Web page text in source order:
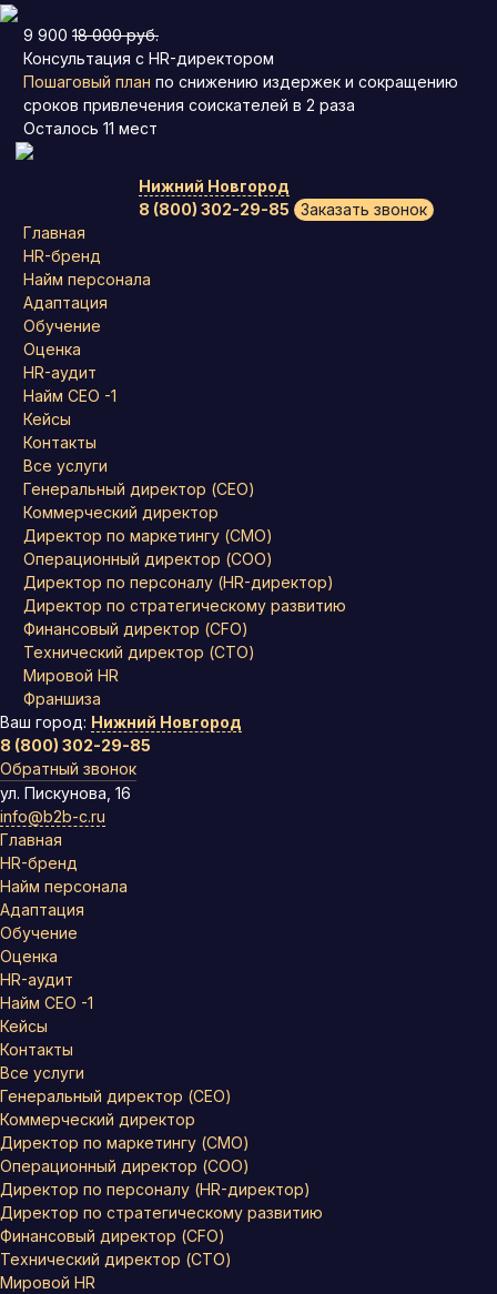
9 900 18 000 руб.
Консультация с HR-директором
Пошаговый план по снижению издержек и сокращению
сроков привлечения соискателей в 2 раза
Осталось 11 мест
Нижний Новгород
8 (800) 302-29-85
Заказать звонок
Главная
HR-бренд
Найм персонала
Адаптация
Обучение
Оценка
HR-аудит
Найм СЕО -1
Кейсы
Контакты
Все услуги
Генеральный директор (CEO)
Коммерческий директор
Директор по маркетингу (CMO)
Операционный директор (COO)
Директор по персоналу (HR-директор)
Директор по стратегическому развитию
Финансовый директор (CFO)
Технический директор (CTO)
Мировой HR
Франшиза
Ваш город: Нижний Новгород
8 (800) 302-29-85
Обратный звонок
ул. Пискунова, 16
info@b2b-c.ru
Главная
HR-бренд
Найм персонала
Адаптация
Обучение
Оценка
HR-аудит
Найм СЕО -1
Кейсы
Контакты
Все услуги
Генеральный директор (CEO)
Коммерческий директор
Директор по маркетингу (CMO)
Операционный директор (COO)
Директор по персоналу (HR-директор)
Директор по стратегическому развитию
Финансовый директор (CFO)
Технический директор (CTO)
Мировой HR